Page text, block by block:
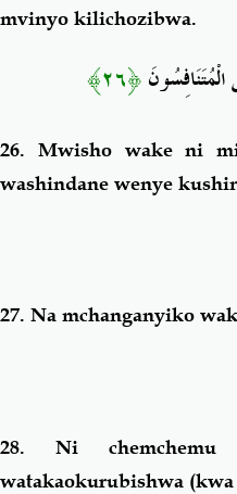
mvinyo kilichozibwa.
﴿٢٦﴾
26. Mwisho wake ni
washindane wenye
27. Na mchanganyiko
28. Ni chemchemu
watakaokurubishwa